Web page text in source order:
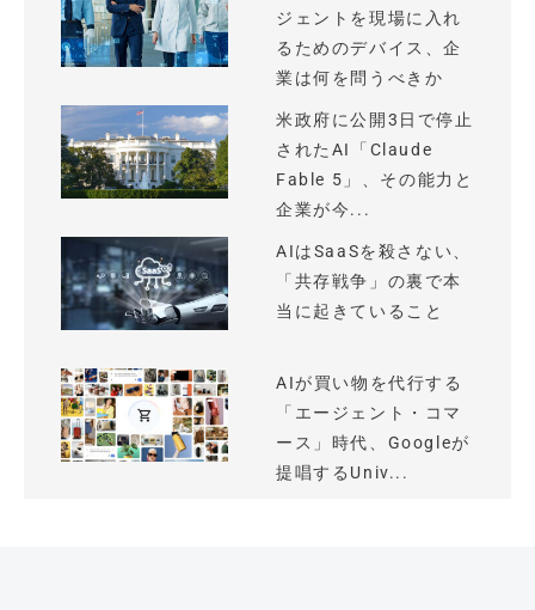
ジェントを現場に入れ
るためのデバイス、企
業は何を問うべきか
米政府に公開3日で停止
されたAI「Claude
Fable 5」、その能力と
企業が今...
AIはSaaSを殺さない、
「共存戦争」の裏で本
当に起きていること
AIが買い物を代行する
「エージェント・コマ
ース」時代、Googleが
提唱するUniv...